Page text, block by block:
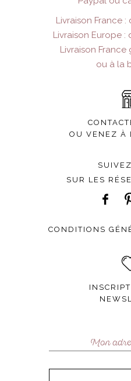
Livraison France
Livraison Europe :
Livraison
ou à la
OU VENEZ À
SUR LES
CONDITIONS